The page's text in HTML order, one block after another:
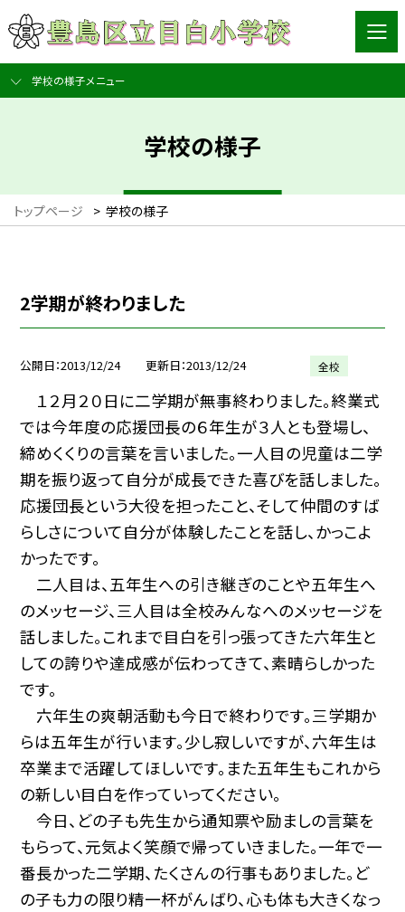
学校の様子メニュー
学校の様子
トップページ > 学校の様子
2学期が終わりました
公開日 2013/12/24 更新日 2013/12/24 全校
１２月２０日に二学期が無事終わりました。終業式
では今年度の応援団長の６年生が３人とも登場し、
締めくくりの言葉を言いました。一人目の児童は二学
期を振り返って自分が成長できた喜びを話しました。
応援団長という大役を担ったこと、そして仲間のすば
らしさについて自分が体験したことを話し、かっこよ
かったです。
二人目は、五年生への引き継ぎのことや五年生へ
のメッセージ、三人目は全校みんなへのメッセージを
話しました。これまで目白を引っ張ってきた六年生と
しての誇りや達成感が伝わってきて、素晴らしかった
です。
六年生の爽朝活動も今日で終わりです。三学期か
らは五年生が行います。少し寂しいですが、六年生は
卒業まで活躍してほしいです。また五年生もこれから
の新しい目白を作っていってください。
今日、どの子も先生から通知票や励ましの言葉を
もらって、元気よく笑顔で帰っていきました。一年で一
番長かった二学期、たくさんの行事もありました。ど
の子も力の限り精一杯がんばり、心も体も大きくなっ